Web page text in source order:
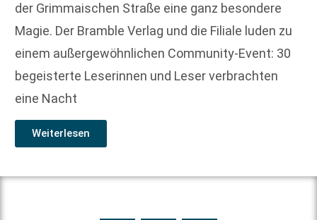
der Grimmaischen Straße eine ganz besondere
Magie. Der Bramble Verlag und die Filiale luden zu
einem außergewöhnlichen Community-Event: 30
begeisterte Leserinnen und Leser verbrachten
eine Nacht
Weiterlesen